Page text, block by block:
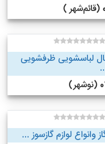
لباسشویی ظرفشویی
وانواع لوازم گازسوز ...